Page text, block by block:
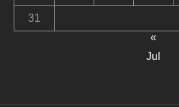
31
«
Jul